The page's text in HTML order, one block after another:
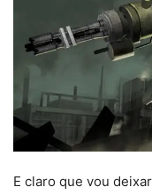
E claro que vou